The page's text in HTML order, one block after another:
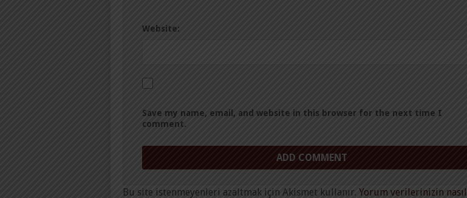
Website:
Save my name, email, and website in this browser for the next time I
comment.
Bu site istenmeyenleri azaltmak için Akismet kullanır. Yorum verilerinizin nasıl